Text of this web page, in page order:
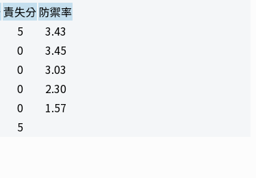
責失分 防禦率
5
3.43
0
3.45
0
3.03
0
2.30
0
1.57
5